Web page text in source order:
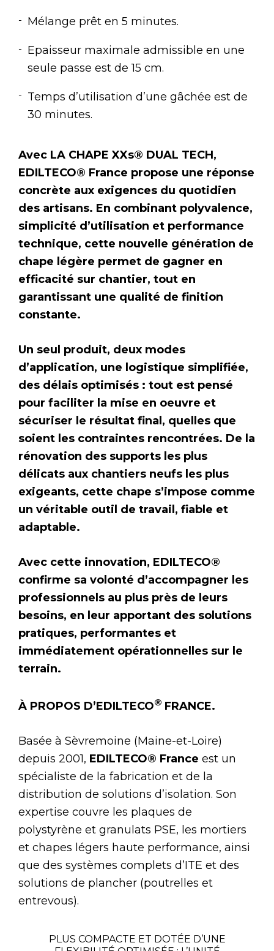
Mélange prêt en 5 minutes.
Epaisseur maximale admissible en une
seule passe est de 15 cm.
Temps d’utilisation d’une gâchée est de
30 minutes.
Avec LA CHAPE XXs® DUAL TECH,
EDILTECO® France propose une réponse
concrète aux exigences du quotidien
des artisans. En combinant polyvalence,
simplicité d’utilisation et performance
technique, cette nouvelle génération de
chape légère permet de gagner en
efficacité sur chantier, tout en
garantissant une qualité de finition
constante.
Un seul produit, deux modes
d’application, une logistique simplifiée,
des délais optimisés : tout est pensé
pour faciliter la mise en oeuvre et
sécuriser le résultat final, quelles que
soient les contraintes rencontrées. De la
rénovation des supports les plus
délicats aux chantiers neufs les plus
exigeants, cette chape s’impose comme
un véritable outil de travail, fiable et
adaptable.
Avec cette innovation, EDILTECO®
confirme sa volonté d’accompagner les
professionnels au plus près de leurs
besoins, en leur apportant des solutions
pratiques, performantes et
immédiatement opérationnelles sur le
terrain.
À PROPOS D’EDILTECO® FRANCE.
Basée à Sèvremoine (Maine-et-Loire)
depuis 2001, EDILTECO® France est un
spécialiste de la fabrication et de la
distribution de solutions d’isolation. Son
expertise couvre les plaques de
polystyrène et granulats PSE, les mortiers
et chapes légers haute performance, ainsi
que des systèmes complets d’ITE et des
solutions de plancher (poutrelles et
entrevous).
PLUS COMPACTE ET DOTÉE D’UNE